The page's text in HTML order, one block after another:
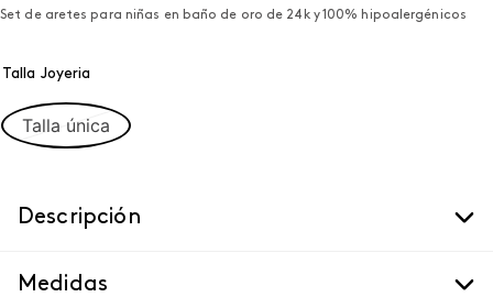
Set de aretes para niñas en baño de oro de 24k y 100% hipoalergénicos
Talla Joyeria
Talla única
Descripción
Medidas